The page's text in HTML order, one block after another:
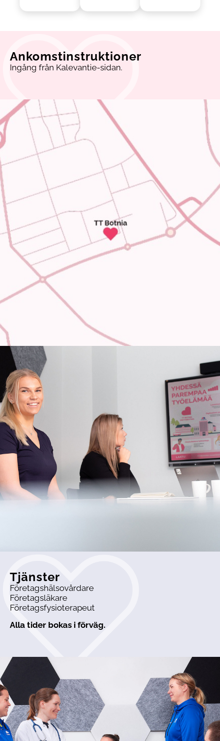
Ankomstinstruktioner
Ingång från Kalevantie-sidan.
Tjänster
Företagshälsovårdare
Företagsläkare
Företagsfysioterapeut
Alla tider bokas i förväg.